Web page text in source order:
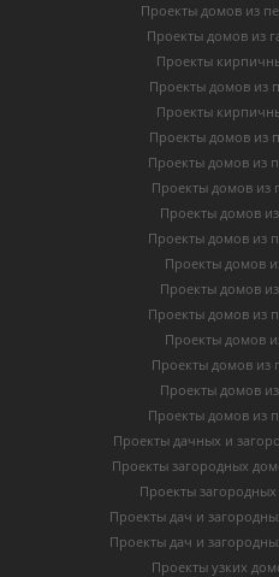
Проекты домов из
Проекты домов из
Проекты
Проекты домов из
Проекты
Проекты домов из
Проекты домов из
Проекты домов из
Проекты домов
Проекты домов из
Проекты домов
Проекты домов
Проекты домов из
Проекты домов
Проекты домов из
Проекты домов
Проекты домов из
Проекты дачных и
Проекты загородных
Проекты
Проекты дач и
Проекты дач и
Проекты узких